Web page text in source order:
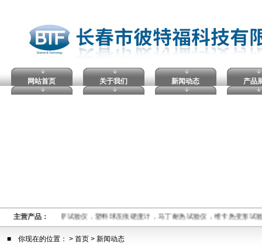
网站首页 关于我们 新闻动态 产品
主营产品：
熔融指数仪,电压击穿试验仪，塑料球压痕硬度计，马丁耐热试验仪，维卡热变形
■ 你现在的位置： > 首页 > 新闻动态